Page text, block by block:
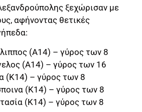
ξεχώρισαν με
αφήνοντας θετικές
(Α14) – γύρος των 8
(Α14) – γύρος των 16
(Κ14) – γύρος των 8
(Κ14) – γύρος των 8
(Κ14) – γύρος των 8